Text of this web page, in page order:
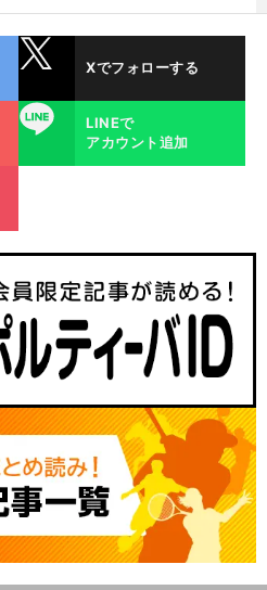
Xでフォローする
LINEで
アカウント追加